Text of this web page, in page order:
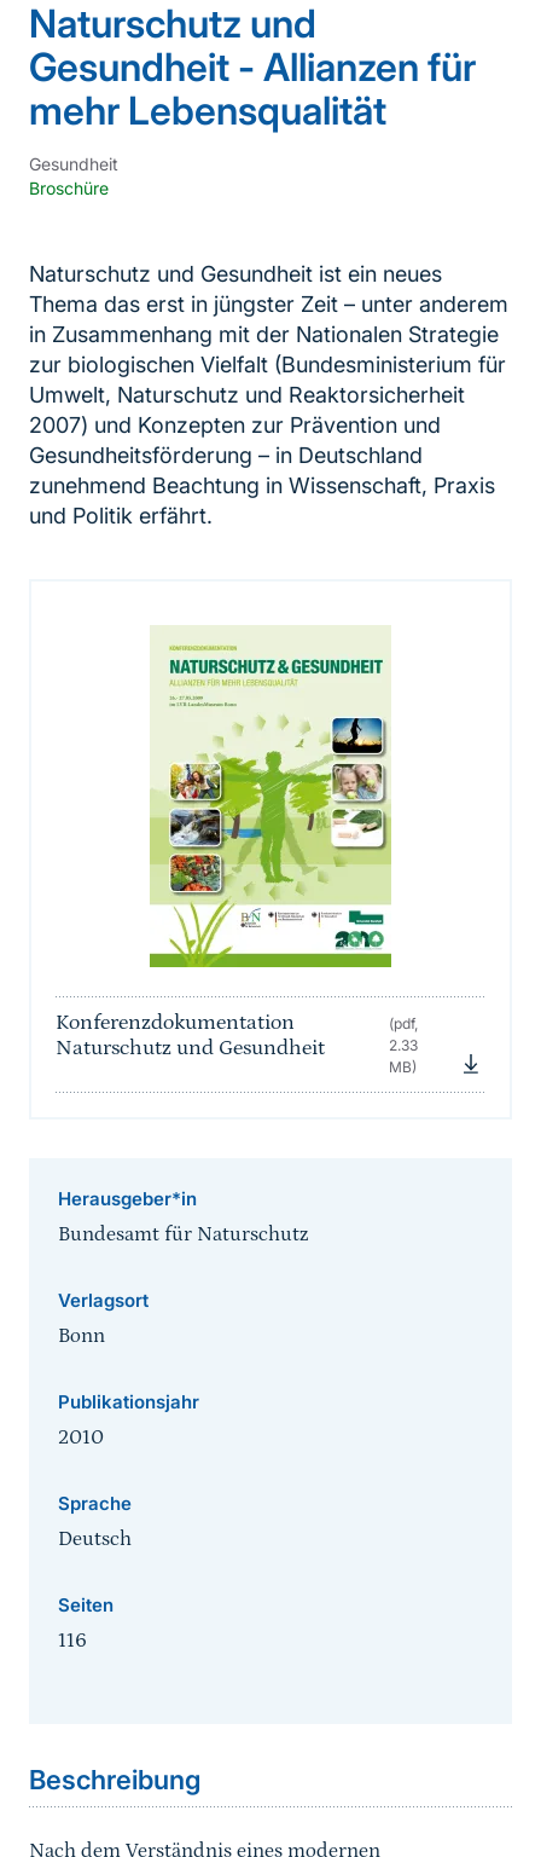
Naturschutz und
Gesundheit - Allianzen für
mehr Lebensqualität
Gesundheit
Broschüre
Naturschutz und Gesundheit ist ein neues
Thema das erst in jüngster Zeit – unter anderem
in Zusammenhang mit der Nationalen Strategie
zur biologischen Vielfalt (Bundesministerium für
Umwelt, Naturschutz und Reaktorsicherheit
2007) und Konzepten zur Prävention und
Gesundheitsförderung – in Deutschland
zunehmend Beachtung in Wissenschaft, Praxis
und Politik erfährt.
Konferenzdokumentation
Naturschutz und Gesundheit
(pdf,
2.33
MB)
Herausgeber*in
Bundesamt für Naturschutz
Verlagsort
Bonn
Publikationsjahr
2010
Sprache
Deutsch
Seiten
116
Beschreibung
Nach dem Verständnis eines modernen